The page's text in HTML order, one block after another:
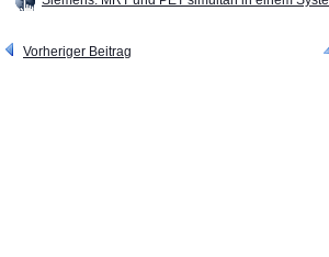
Vorheriger Beitrag